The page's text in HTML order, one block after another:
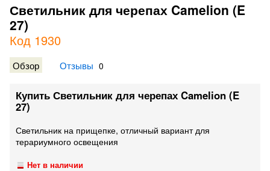
Светильник для черепах Camelion (E
27)
Код 1930
Обзор Отзывы 0
Купить Светильник для черепах Camelion (E
27)
Светильник на прищепке, отличный вариант для
терариумного освещения
Нет в наличии